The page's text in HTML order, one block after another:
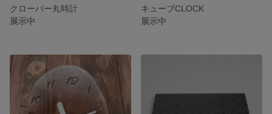
クローバー丸時計
展示中
キューブCLOCK
展示中